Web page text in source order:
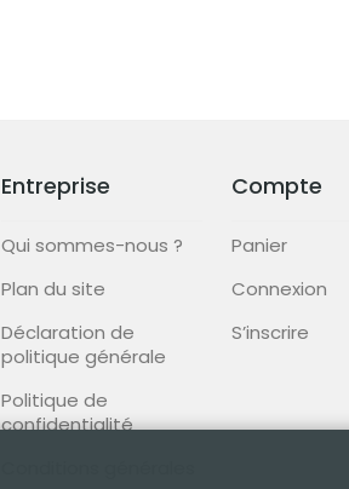
Entreprise
Qui sommes-nous ?
Plan du site
Déclaration de
politique générale
Politique de
confidentialité
Compte
Panier
Connexion
S’inscrire